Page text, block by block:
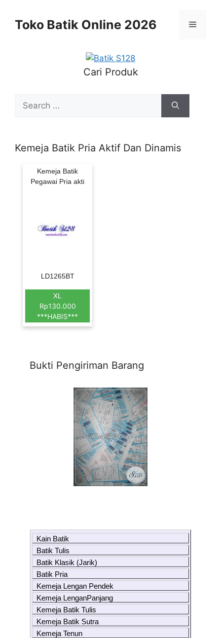
contentToko Batik Online 2026 Menu
Cari Produk
for:
Kemeja Batik Pria Aktif Dan Dinamis
Kemeja Batik
Pegawai Pria akti
LD1265BT
XL
Rp130.000
***HABIS***
Bukti Pengiriman Barang
Kain Batik
Batik Tulis
Batik Klasik (Jarik)
Batik Pria
Kemeja Lengan Pendek
Kemeja LenganPanjang
Kemeja Batik Tulis
Kemeja Batik Sutra
Kemeja Tenun